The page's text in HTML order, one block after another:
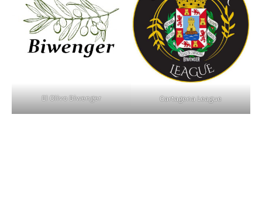
El Olivo Biwenger Cartagena League